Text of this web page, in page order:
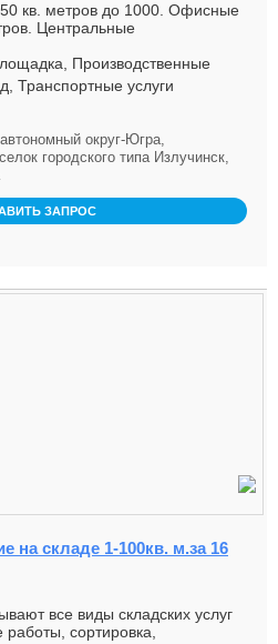
кв. метров до 1000. Офисные
Центральные
Производственные
Транспортные услуги
округ-Югра,
городского типа Излучинск,
ЗАПРОС
на складе 1-100кв. м.за 16
все виды складских услуг
работы, сортировка,